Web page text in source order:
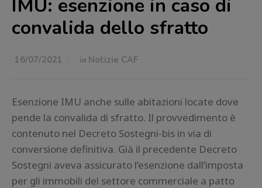
IMU: esenzione in caso di
convalida dello sfratto
16/07/2021 in Notizie CAF
Esenzione IMU anche sulle abitazioni locate dove
pende la convalida di sfratto. Il provvedimento è
contenuto nel Decreto Sostegni-bis in via di
conversione definitiva. Già il precedente Decreto
Sostegni aveva assicurato l’esenzione dall’imposta
per gli immobili del settore commerciale a patto